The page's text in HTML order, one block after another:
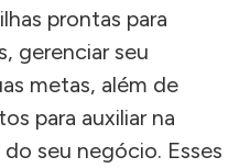
prontas para
gerenciar seu
metas, além de
para auxiliar na
seu negócio. Esses